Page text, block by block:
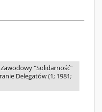
"Solidarność"
Delegatów (1; 1981;